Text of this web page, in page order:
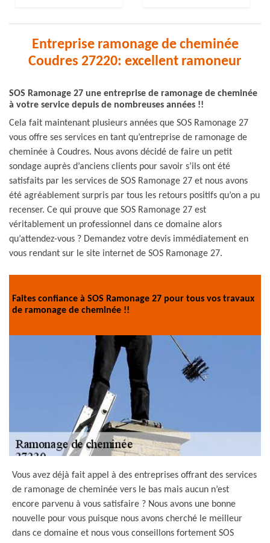
Entreprise ramonage de cheminée
Coudres 27220: excellent ramoneur
SOS Ramonage 27 une entreprise de ramonage de cheminée
à votre service depuis de nombreuses années !!
Cela fait maintenant plusieurs années que SOS Ramonage 27
vous offre ses services en tant qu’entreprise de ramonage de
cheminée à Coudres. Nous avons décidé de faire un petit
sondage auprès d’anciens clients pour savoir s’ils ont été
satisfaits par les services de SOS Ramonage 27 et nous avons
été agréablement surpris par tous les retours positifs qu’on a pu
recenser. Ce qui prouve que SOS Ramonage 27 est
véritablement un professionnel dans ce domaine alors
qu’attendez-vous ? Demandez votre devis immédiatement en
vous rendant sur le site internet de SOS Ramonage 27.
Faites confiance à SOS Ramonage 27 pour tous vos travaux
de ramonage de cheminée !!
Vous avez déjà fait appel à des entreprises offrant des services
de ramonage de cheminée vers le bas mais aucun n’est
encore parvenu à vous satisfaire ? Nous avons une bonne
nouvelle pour vous puisque nous avons cherché le meilleur
dans ce domaine et nous vous conseillons fortement SOS